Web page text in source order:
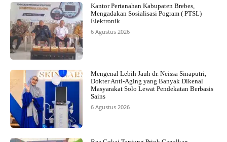
Kantor Pertanahan Kabupaten Brebes,
Mengadakan Sosialisasi Pogram ( PTSL)
Elektronik
6 Agustus 2026
Mengenal Lebih Jauh dr. Neissa Sinaputri,
Dokter Anti-Aging yang Banyak Dikenal
Masyarakat Solo Lewat Pendekatan Berbasis
Sains
6 Agustus 2026